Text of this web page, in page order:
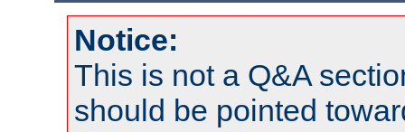
Notice:
This is not a Q&A
should be pointed